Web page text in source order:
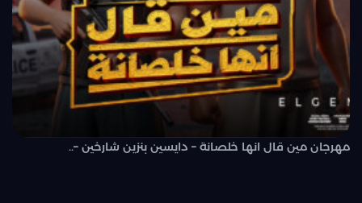
مهرجان مين قال انها خلصانة – دايسين بنزين شارخين –..